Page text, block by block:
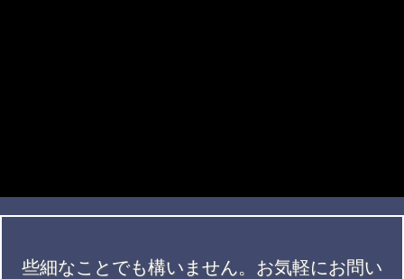
些細なことでも構いません。 お気軽にお問い